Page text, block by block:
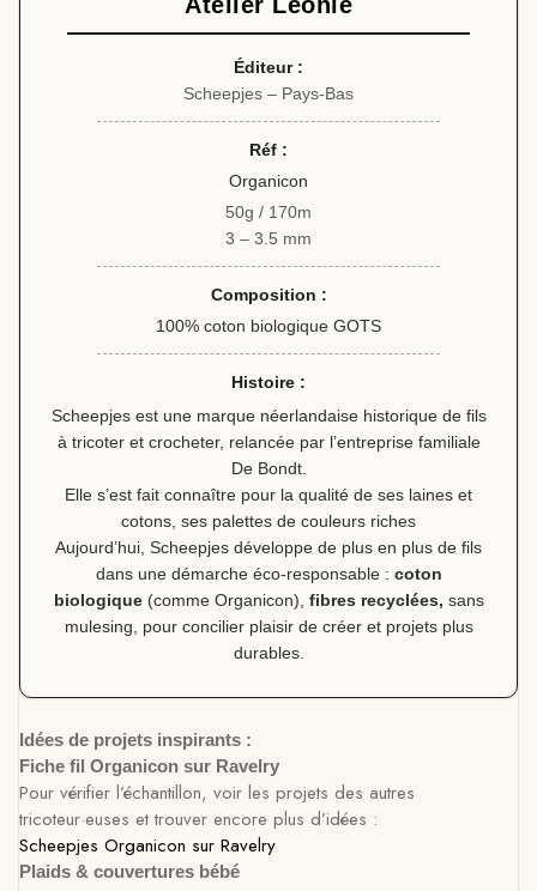
Éditeur :
Scheepjes – Pays-Bas
Réf :
Organicon
50g / 170m
3 – 3.5 mm
Composition :
100% coton biologique GOTS
Histoire :
Scheepjes est une marque néerlandaise historique de fils
à tricoter et crocheter, relancée par l’entreprise familiale
De Bondt.
Elle s’est fait connaître pour la qualité de ses laines et
cotons, ses palettes de couleurs riches
Aujourd’hui, Scheepjes développe de plus en plus de fils
dans une démarche éco-responsable : coton
biologique(comme Organicon), fibres recyclées, sans
mulesing, pour concilier plaisir de créer et projets plus
durables.
Idées de projets inspirants :
Fiche fil Organicon sur Ravelry
Pour vérifier l’échantillon, voir les projets des autres
tricoteur·euses et trouver encore plus d’idées :
Scheepjes Organicon sur Ravelry
Plaids & couvertures bébé